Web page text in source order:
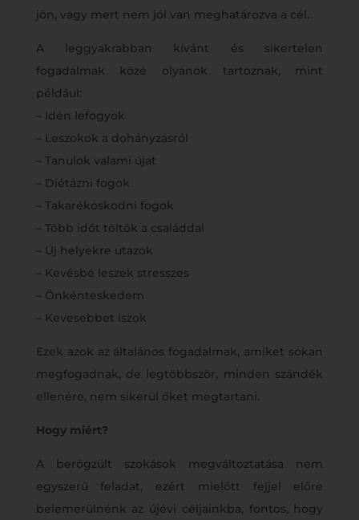
jön, vagy mert nem jól van meghatározva a cél.
A leggyakrabban kívánt és sikertelen
fogadalmak közé olyanok tartoznak, mint
például:
– Idén lefogyok
– Leszokok a dohányzásról
– Tanulok valami újat
– Diétázni fogok
– Takarékoskodni fogok
– Több időt töltök a családdal
– Új helyekre utazok
– Kevésbé leszek stresszes
– Önkénteskedem
– Kevesebbet iszok
Ezek azok az általános fogadalmak, amiket sokan
megfogadnak, de legtöbbször, minden szándék
ellenére, nem sikerül őket megtartani.
Hogy miért?
A berögzült szokások megváltoztatása nem
egyszerű feladat, ezért mielőtt fejjel előre
belemerülnénk az újévi céljainkba, fontos, hogy